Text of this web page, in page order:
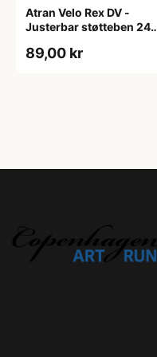
Atran Velo Rex DV -
Justerbar støtteben 24-
hulafstand
89,00 kr